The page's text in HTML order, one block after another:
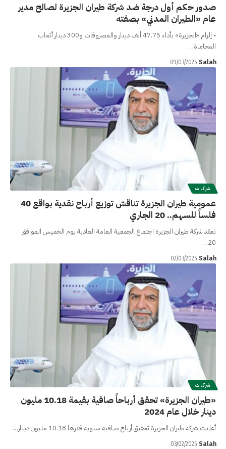
صدور حكم أول درجة ضد شركة طيران الجزيرة لصالح مدير
عام «الطيران المدني» بصفته
• إلزام «الجزيرة» بأداء 47.75 ألف دينار والمصروفات و300 دينار أتعاب
المحاماة…
Salah
09/03/2025
شركات
عمومية طيران الجزيرة تناقش توزيع أرباح نقدية بواقع 40
فلساً للسهم.. 20 الجاري
تعقد شركة طيران الجزيرة اجتماع الجمعية العامة العادية يوم الخميس الموافق
20…
Salah
02/03/2025
شركات
«طيران الجزيرة» تحقق أرباحاً صافية بقيمة 10.18 مليون
دينار خلال عام 2024
أعلنت شركة طيران الجزيرة تحقيق أرباح صافية سنوية قدرها 10.18 مليون دينار…
Salah
03/02/2025